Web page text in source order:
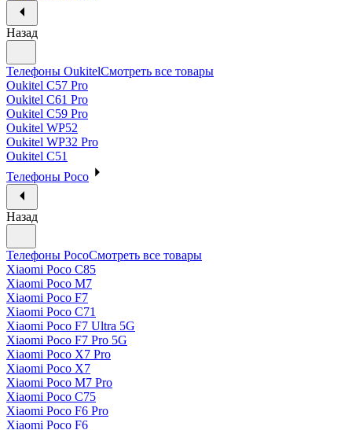
Назад
Телефоны OukitelСмотреть все товары
Oukitel C57 Pro
Oukitel C61 Pro
Oukitel C59 Pro
Oukitel WP52
Oukitel WP32 Pro
Oukitel C51
Телефоны Poco
Назад
Телефоны PocoСмотреть все товары
Xiaomi Poco C85
Xiaomi Poco M7
Xiaomi Poco F7
Xiaomi Poco C71
Xiaomi Poco F7 Ultra 5G
Xiaomi Poco F7 Pro 5G
Xiaomi Poco X7 Pro
Xiaomi Poco X7
Xiaomi Poco M7 Pro
Xiaomi Poco C75
Xiaomi Poco F6 Pro
Xiaomi Poco F6